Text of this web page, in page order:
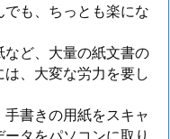
も、ちっとも楽にな
ど、大量の紙文書の
、大変な労力を要し
書きの用紙をスキャ